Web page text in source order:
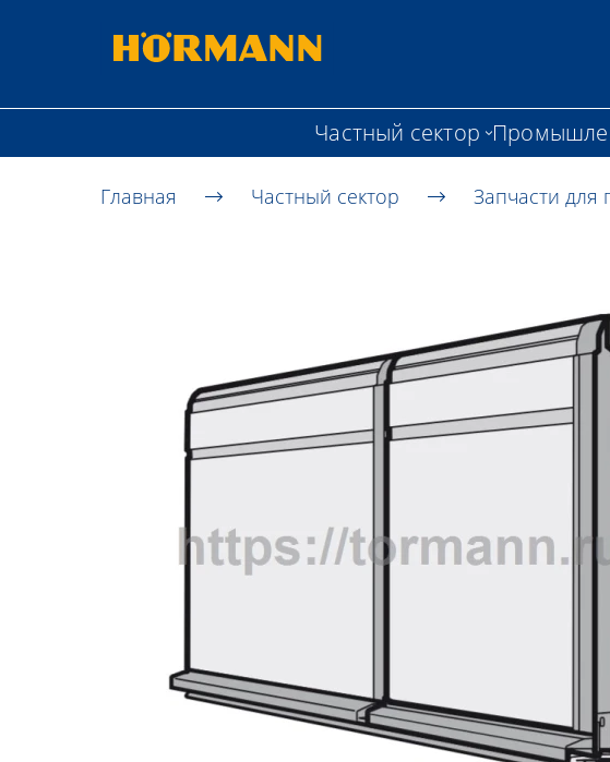
Частный сектор
Главная Частный сектор Запчасти для